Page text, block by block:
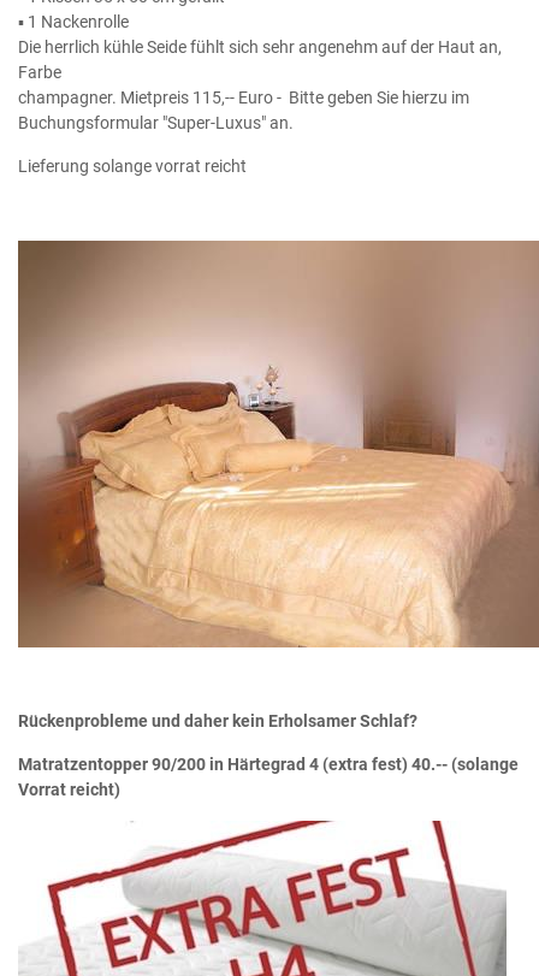
▪ 1 Nackenrolle
Die herrlich kühle Seide fühlt sich sehr angenehm auf der Haut an,
Farbe
champagner. Mietpreis 115,-- Euro - Bitte geben Sie hierzu im
Buchungsformular "Super-Luxus" an.
Lieferung solange vorrat reicht
Rückenprobleme und daher kein Erholsamer Schlaf?
Matratzentopper 90/200 in Härtegrad 4 (extra fest) 40.-- (solange
Vorrat reicht)